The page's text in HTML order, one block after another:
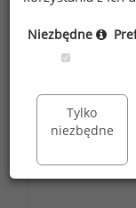
że
temat
Niezbędne
Tylko
niezbędne